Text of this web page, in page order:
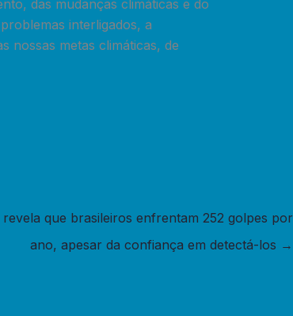
das mudanças climáticas e do
interligados, a
nossas metas climáticas, de
revela que brasileiros enfrentam 252 golpes por
ano, apesar da confiança em detectá-los →